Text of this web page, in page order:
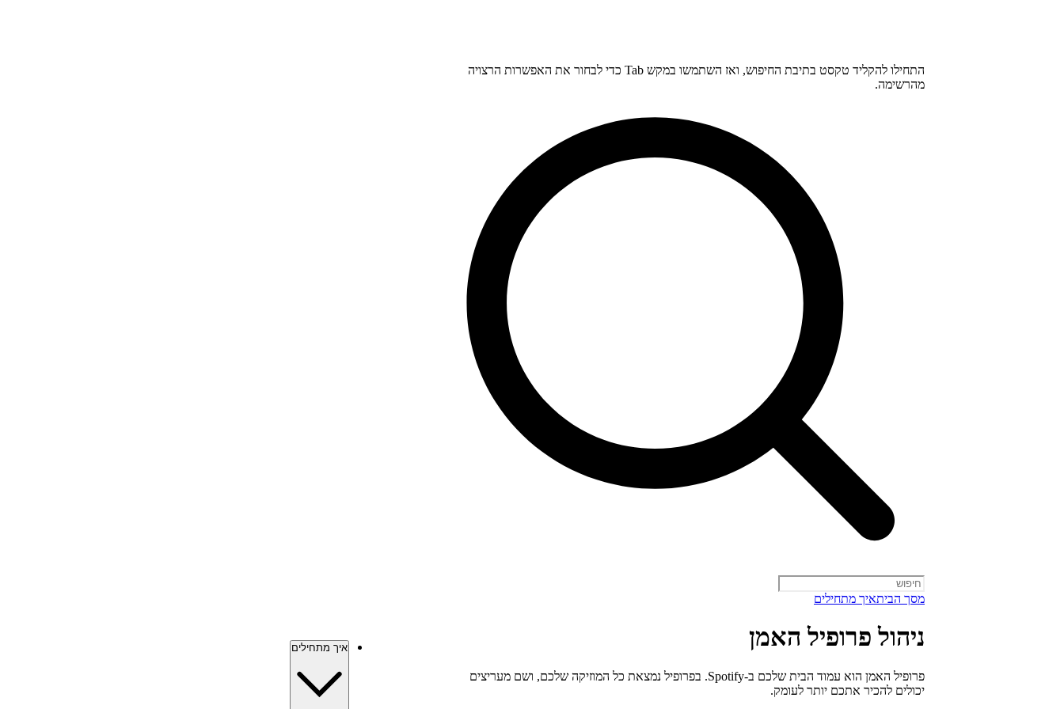
התחילו להקליד טקסט בתיבת החיפוש, ואז השתמשו במקש Tab כדי לבחור את האפשרות הרצויה
מהרשימה.
מסך הביתאיך מתחילים
ניהול פרופיל האמן
פרופיל האמן הוא עמוד הבית שלכם ב-Spotify. בפרופיל נמצאת כל המוזיקה שלכם, ושם מעריצים
יכולים להכיר אתכם יותר לעומק.
איך מתחילים